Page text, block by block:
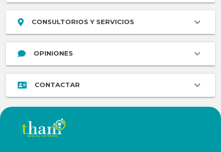
CONSULTORIOS Y SERVICIOS
OPINIONES
CONTACTAR